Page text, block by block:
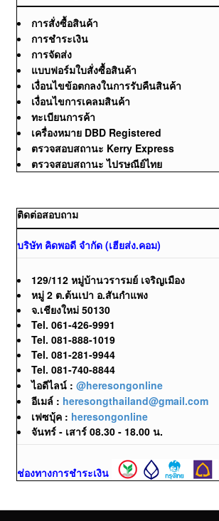
การสั่งซื้อสินค้า
การชำระเงิน
การจัดส่ง
แบบฟอร์มใบสั่งซื้อสินค้า
เงื่อนไขข้อตกลงในการรับคืนสินค้า
เงื่อนไขการเคลมสินค้า
ทะเบียนการค้า
เครื่องหมาย DBD Registered
ตรวจสอบสถานะ Kerry Express
ตรวจสอบสถานะ ไปรษณีย์ไทย
ติดต่อสอบถาม
บริษัท คิดพอดี จำกัด (เฮียส่ง.คอม)
129/112 หมู่บ้านวรารมย์ เจริญเมือง
หมู่ 2 ต.ต้นเปา อ.สันกำแพง
จ.เชียงใหม่ 50130
Tel. 061-426-9991
Tel. 081-888-1019
Tel. 081-281-9944
Tel. 081-740-8844
ไอดีไลน์ : @heresongonline
อีเมล์ : heresongthailand@gmail.com
เฟซบุ้ค : heresongonline
จันทร์ - เสาร์ 08.30 - 18.00 น.
ช่องทางการชำระเงิน